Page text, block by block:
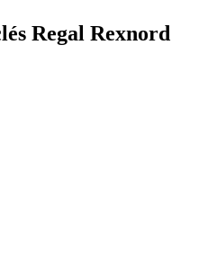
Regal Rexnord